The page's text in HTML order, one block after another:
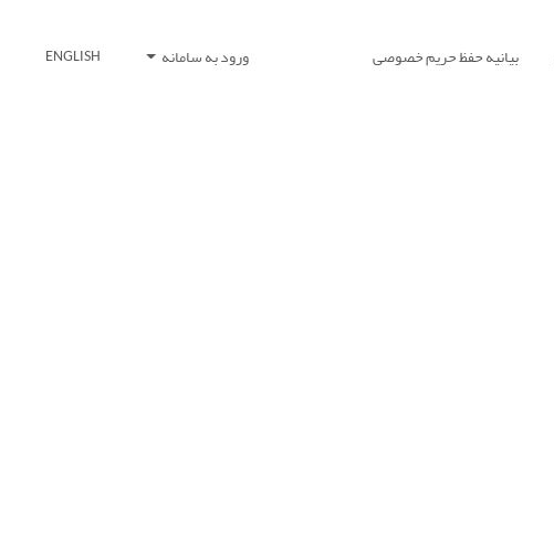
بیانیه حفظ حریم خصوصی ورود به سامانه ENGLISH